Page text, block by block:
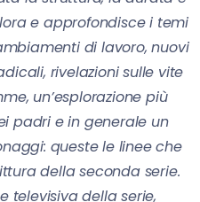
e approfondisce i temi
di lavoro, nuovi
rivelazioni sulle vite
un’esplorazione più
padri e in generale un
queste le linee che
della seconda serie.
televisiva della serie,